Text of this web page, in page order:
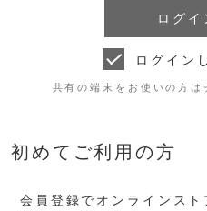
ログイン
共有の端末をお使いの方
初めてご利用の方
会員登録でオンラインス